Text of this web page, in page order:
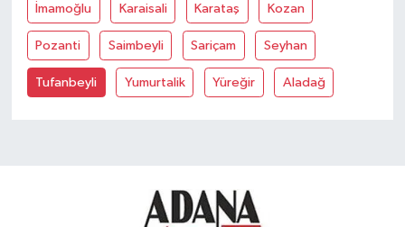
İmamoğlu Karaisali Karataş Kozan
Pozanti Saimbeyli Sariçam Seyhan
Tufanbeyli Yumurtalik Yüreğir Aladağ